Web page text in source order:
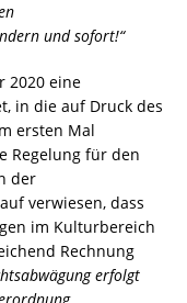
und sofort!“
2020 eine
in die auf Druck des
ersten Mal
Regelung für den
der
verwiesen, dass
im Kulturbereich
Rechnung
erfolgt